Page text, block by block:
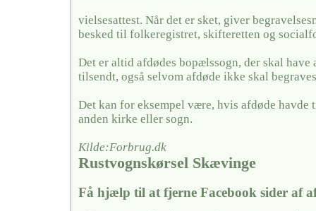
vielsesattest. Når det er sket, giver
besked til folkeregistret, skifteretten og
Det er altid afdødes bopælssogn, der skal have
tilsendt, også selvom afdøde ikke skal
Det kan for eksempel være, hvis afdøde
anden kirke eller sogn.
Kilde:Forbrug.dk
Rustvognskørsel Skævinge
Få hjælp til at fjerne Facebook sider af